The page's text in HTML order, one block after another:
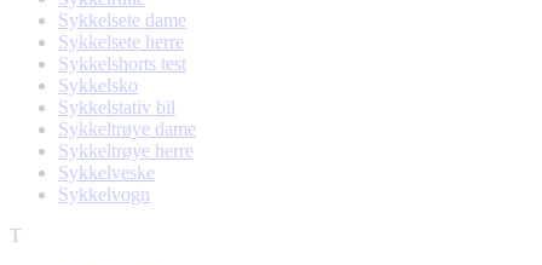
Sykkelsete dame
Sykkelsete herre
Sykkelshorts test
Sykkelsko
Sykkelstativ bil
Sykkeltrøye dame
Sykkeltrøye herre
Sykkelveske
Sykkelvogn
T